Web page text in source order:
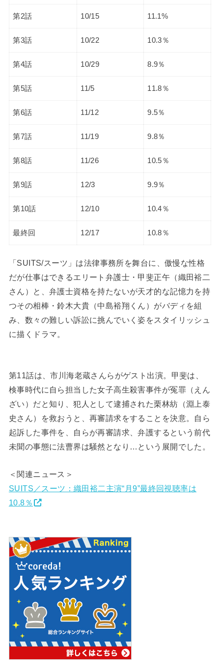
第2話 10/15 11.1%
第3話 10/22 10.3％
第4話 10/29 8.9％
第5話 11/5 11.8％
第6話 11/12 9.5％
第7話 11/19 9.8％
第8話 11/26 10.5％
第9話 12/3 9.9％
第10話 12/10 10.4％
最終回 12/17 10.8％
「SUITS/スーツ」は法律事務所を舞台に、傲慢な性格
だが仕事はできるエリート弁護士・甲斐正午（織田裕二
さん）と、弁護士資格を持たないが天才的な記憶力を持
つその相棒・鈴木大貴（中島裕翔くん）がバディを組
み、数々の難しい訴訟に挑んでいく姿をスタイリッシュ
に描くドラマ。
第11話は、市川海老蔵さんらがゲスト出演。甲斐は、
検事時代に自ら担当した女子高生殺害事件が冤罪（えん
ざい）だと知り、犯人として逮捕された栗林紡（淵上泰
史さん）を救おうと、再審請求をすることを決意。自ら
起訴した事件を、自らが再審請求、弁護するという前代
未聞の事態に法曹界は騒然となり…という展開でした。
＜関連ニュース＞
SUITS／スーツ：織田裕二主演“月9”最終回視聴率は
10.8％